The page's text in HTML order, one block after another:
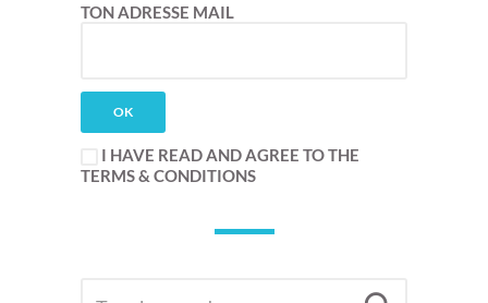
TON ADRESSE MAIL
I HAVE READ AND AGREE TO THE
TERMS & CONDITIONS